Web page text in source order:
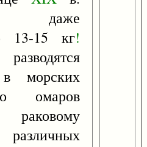
даже
13-15 кг!
в морских
омаров
различных